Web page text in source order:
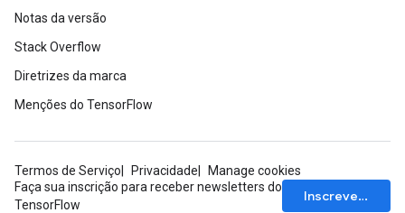
Notas da versão
Stack Overflow
Diretrizes da marca
Menções do TensorFlow
Termos de Serviço Privacidade
Manage cookies
Faça sua inscrição para receber newsletters do
TensorFlow
Inscrever-se